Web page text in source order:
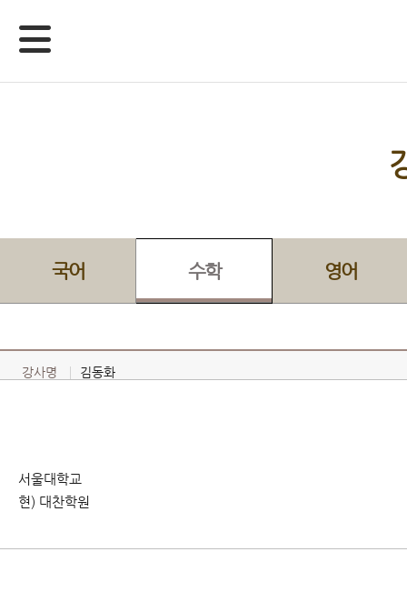
국어 수학 영어
강사명 김동화
서울대학교
현) 대찬학원